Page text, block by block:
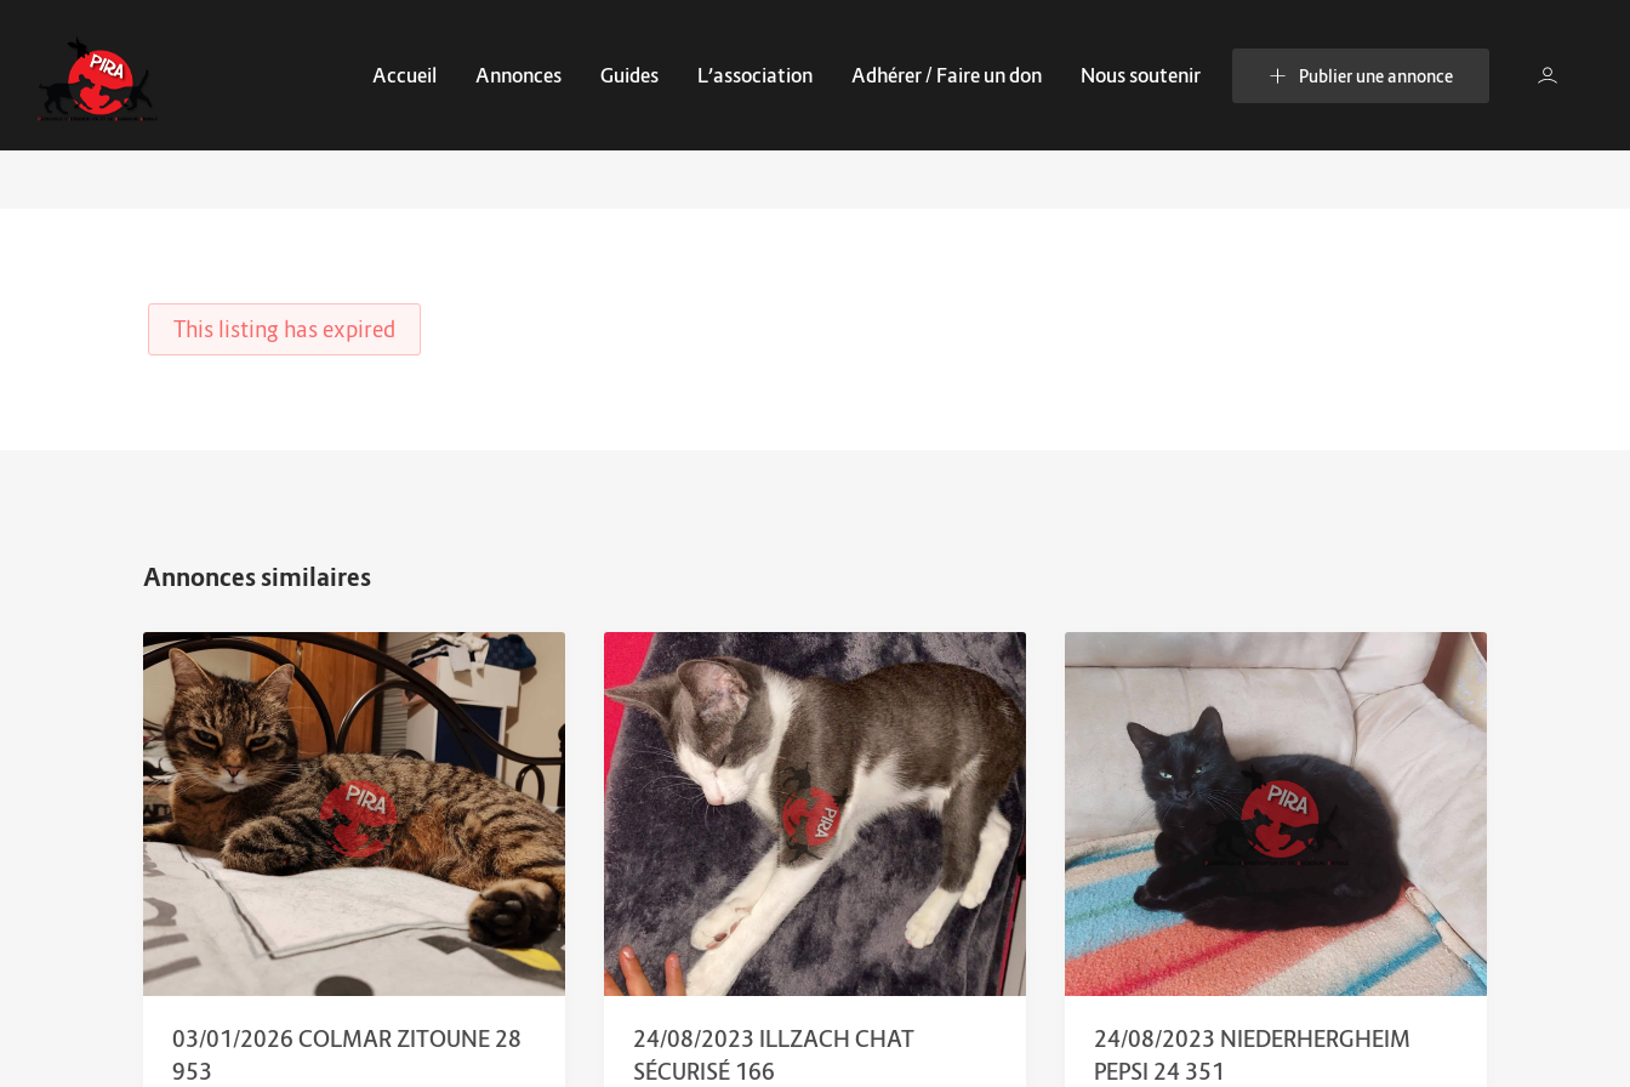
Accueil Annonces Guides L’association Adhérer / Faire un don Nous soutenir Publier une annonce
This listing has expired
03/01/2026 COLMAR ZITOUNE 28
953
24/08/2023 ILLZACH CHAT
SÉCURISÉ 166
24/08/2023 NIEDERHERGHEIM
PEPSI 24 351